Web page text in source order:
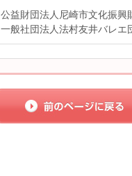
公益財団法人尼崎市文化振興
一般社団法人法村友井バレエ